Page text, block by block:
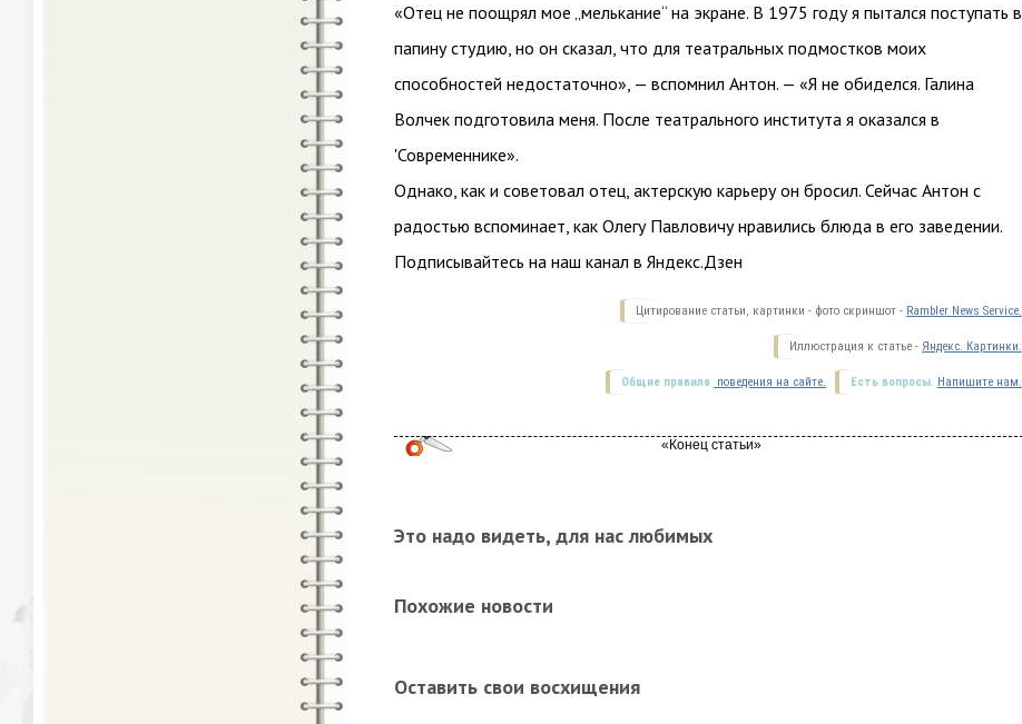
«Отец не поощрял мое „мелькание“ на экране. В 1975 году я пытался поступать в
папину студию, но он сказал, что для театральных подмостков моих
способностей недостаточно», — вспомнил Антон. — «Я не обиделся. Галина
Волчек подготовила меня. После театрального института я оказался в
'Современнике».
Однако, как и советовал отец, актерскую карьеру он бросил. Сейчас Антон с
радостью вспоминает, как Олегу Павловичу нравились блюда в его заведении.
Подписывайтесь на наш канал в Яндекс.Дзен
Цитирование статьи, картинки - фото скриншот - Rambler News Service.
Иллюстрация к статье - Яндекс. Картинки.
Есть вопросы. Напишите нам.
Общие правила поведения на сайте.
Это надо видеть, для нас любимых
Похожие новости
Оставить свои восхищения